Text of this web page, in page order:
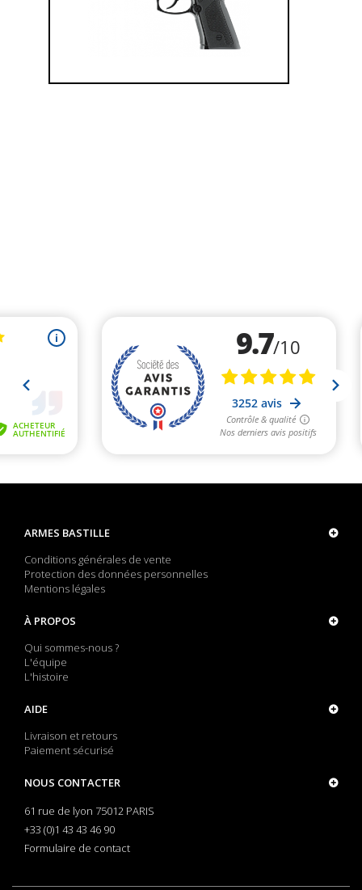
ARMES BASTILLE
Conditions générales de vente
Protection des données personnelles
Mentions légales
À PROPOS
Qui sommes-nous ?
L'équipe
L'histoire
AIDE
Livraison et retours
Paiement sécurisé
NOUS CONTACTER
61 rue de lyon 75012 PARIS
+33 (0)1 43 43 46 90
Formulaire de contact